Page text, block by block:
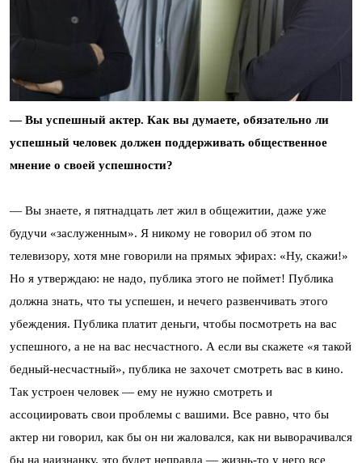
— Вы успешный актер. Как вы думаете, обязательно ли
успешный человек должен поддерживать общественное
мнение о своей успешности?
— Вы знаете, я пятнадцать лет жил в общежитии, даже уже
будучи «заслуженным». Я никому не говорил об этом по
телевизору, хотя мне говорили на прямых эфирах: «Ну, скажи!»
Но я утверждаю: не надо, публика этого не поймет! Публика
должна знать, что ты успешен, и нечего развенчивать этого
убеждения. Публика платит деньги, чтобы посмотреть на вас
успешного, а не на вас несчастного. А если вы скажете «я такой
бедный-несчастный», публика не захочет смотреть вас в кино.
Так устроен человек — ему не нужно смотреть и
ассоциировать свои проблемы с вашими. Все равно, что бы
актер ни говорил, как бы он ни жаловался, как ни выворачивался
бы на наизнанку, это будет неправда — жизнь-то у него все